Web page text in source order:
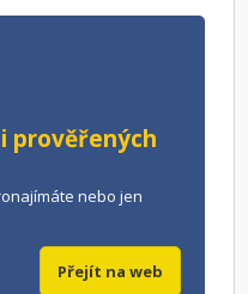
prověřených
nebo jen
Přejít na web